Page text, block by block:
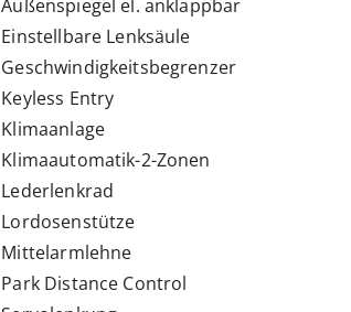
Außenspiegel el. anklappbar
Einstellbare Lenksäule
Geschwindigkeitsbegrenzer
Keyless Entry
Klimaanlage
Klimaautomatik-2-Zonen
Lederlenkrad
Lordosenstütze
Mittelarmlehne
Park Distance Control